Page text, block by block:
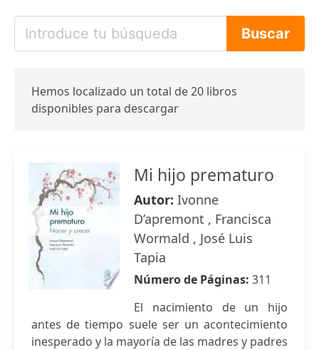
Hemos localizado un total de 20 libros
disponibles para descargar
Mi hijo prematuro
Autor: Ivonne
D’apremont , Francisca
Wormald , José Luis
Tapia
Número de Páginas: 311
El nacimiento de un hijo
antes de tiempo suele ser un acontecimiento
inesperado y la mayoría de las madres y padres